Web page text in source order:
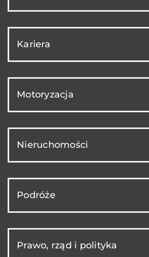
Kariera
Motoryzacja
Nieruchomości
Podróże
Prawo, rząd i polityka